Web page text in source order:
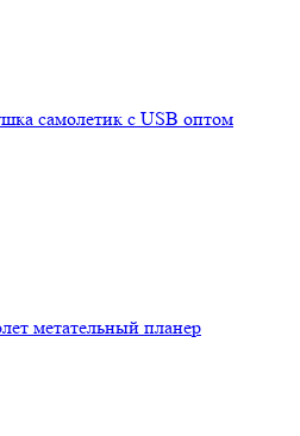
самолетик с USB оптом
метательный планер